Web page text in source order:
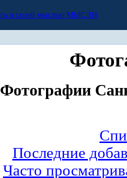
МЫСЛИ
Фотографии
Последние
Часто